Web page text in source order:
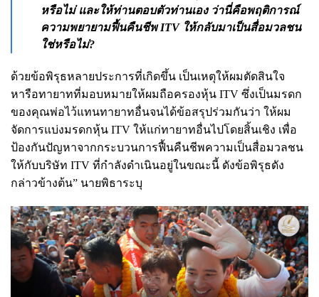
หรือไม่ และให้ท่านตอบตัวท่านเอง ว่านี่คือพฤติการณ์
ความพยายามฟื้นคืนชีพ ITV ให้กลับมาเป็นสื่อมวลชน
ใช่หรือไม่?
ด้วยข้อพิรุธหลายประการที่เกิดขึ้น เป็นเหตุให้ผมตัดสินใจ
หารือทายาทที่มอบหมายให้ผมถือครองหุ้น ITV ซึ่งเป็นมรดก
ของคุณพ่อไว้แทนทายาทอื่นจนได้ข้อสรุปร่วมกันว่า ให้ผม
จัดการแบ่งมรดกหุ้น ITV ให้แก่ทายาทอื่นไปโดยสิ้นเชิง เพื่อ
ป้องกันปัญหาจากกระบวนการฟื้นคืนชีพความเป็นสื่อมวลชน
ให้กับบริษัท ITV ที่กำลังดำเนินอยู่ในขณะนี้ ดังข้อพิรุธดัง
กล่าวข้างต้น” นายพิธาระบุ